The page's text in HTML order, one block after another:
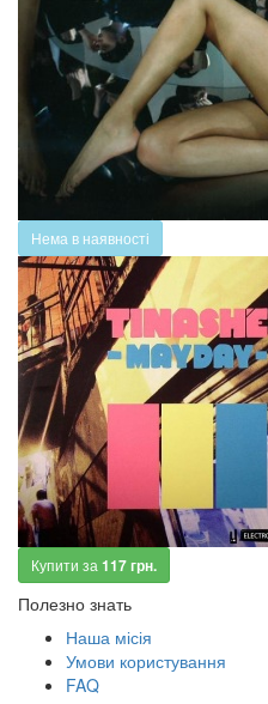
Нема в наявності
Купити за 117 грн.
Полезно знать
Наша місія
Умови користування
FAQ